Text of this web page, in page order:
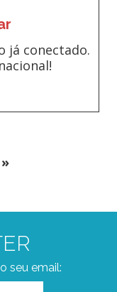
já conectado.
»
seu email: